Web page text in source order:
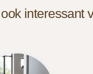
ook interessant